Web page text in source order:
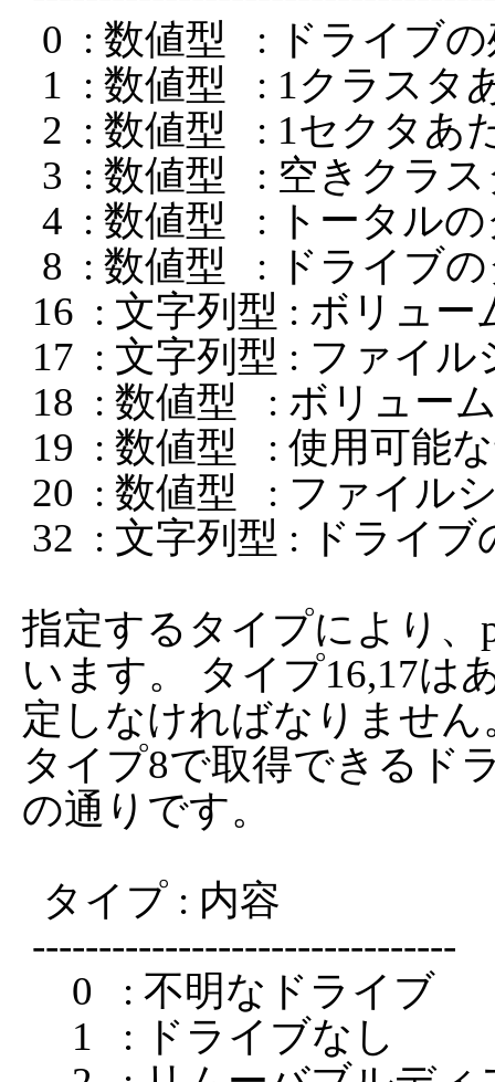
指定するタイプにより
います。 タイプ16,17は
定しなければなりません
タイプ8で取得できるド
の通りです。